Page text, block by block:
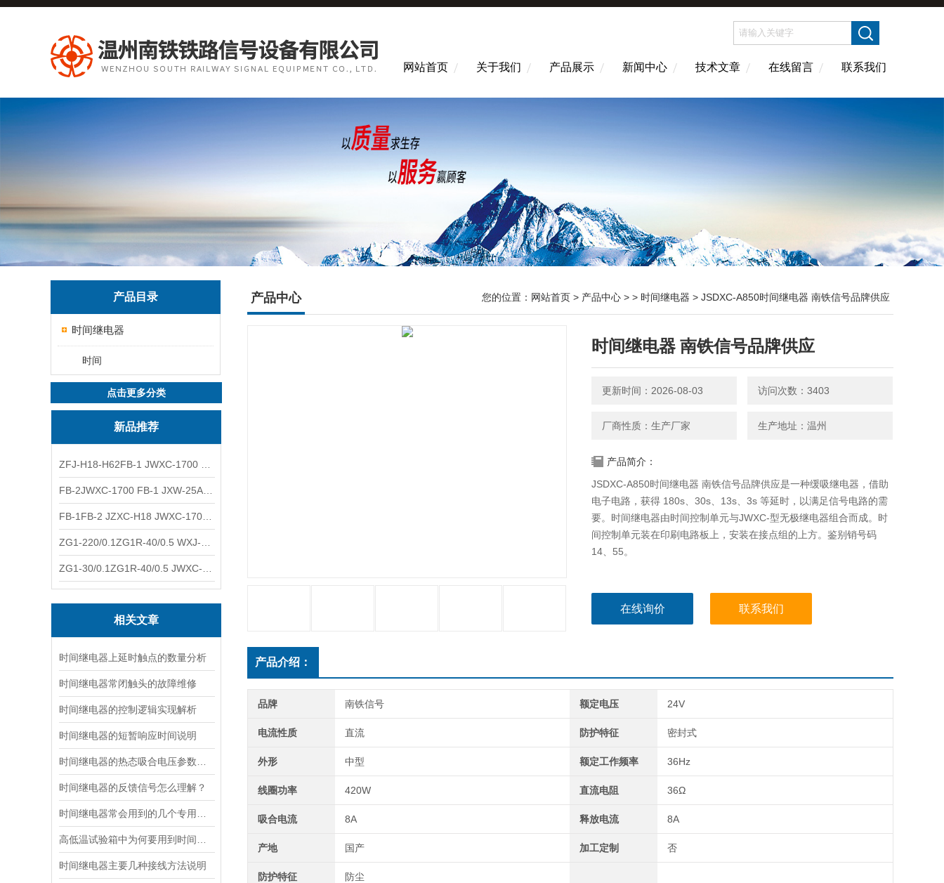
网站首页 关于我们 产品展示 新闻中心 技术文章 在线留言 联系我们
产品目录
时间继电器
时间
点击更多分类
新品推荐
相关文章
时间继电器上延时触点的数量分析
时间继电器常闭触头的故障维修
时间继电器的控制逻辑实现解析
时间继电器的短暂响应时间说明
时间继电器的反馈信号怎么理解？
时间继电器主要几种接线方法说明
产品中心 您的位置： 网站首页 > 产品中心 > > 时间继电器 > JSDXC-A850时间继电器 南铁信号品牌供应
时间继电器 南铁信号品牌供应
更新时间：2026-08-03 访问次数：3403
厂商性质：生产厂家 生产地址：温州
产品简介：
JSDXC-A850时间继电器 南铁信号品牌供应是一种缓吸继电器，借助
电子电路，获得 180s、30s、13s、3s 等延时，以满足信号电路的需
要。时间继电器由时间控制单元与JWXC-型无极继电器组合而成。时
间控制单元装在印刷电路板上，安装在接点组的上方。鉴别销号码
14、55。
在线询价 联系我们
产品介绍：
品牌 南铁信号 额定电压 24V
电流性质 直流 防护特征 密封式
外形 中型 额定工作频率 36Hz
线圈功率 420W 直流电阻 36Ω
吸合电流 8A 释放电流 8A
产地 国产 加工定制 否
防护特征 防尘